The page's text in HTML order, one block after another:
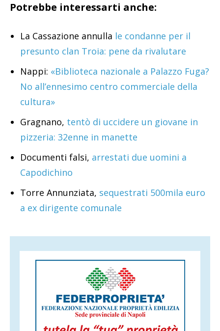
Potrebbe interessarti anche:
La Cassazione annulla le condanne per il
presunto clan Troia: pene da rivalutare
Nappi: «Biblioteca nazionale a Palazzo Fuga?
No all’ennesimo centro commerciale della
cultura»
Gragnano, tentò di uccidere un giovane in
pizzeria: 32enne in manette
Documenti falsi, arrestati due uomini a
Capodichino
Torre Annunziata, sequestrati 500mila euro
a ex dirigente comunale